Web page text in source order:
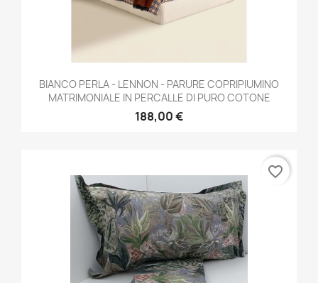
BIANCO PERLA - LENNON - PARURE COPRIPIUMINO
MATRIMONIALE IN PERCALLE DI PURO COTONE
188,00 €
favorite_border